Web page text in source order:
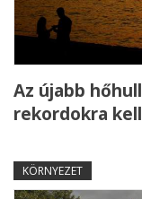
Az újabb
rekordokra
KÖRNYEZET